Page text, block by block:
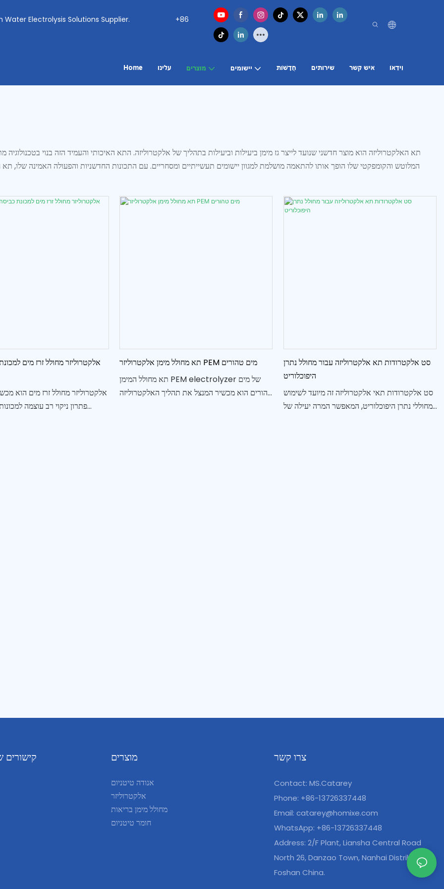
Water Electrolysis Solutions Supplier.
+86
Home עלינו מוצרים יישומים חֲדָשׁוֹת שירותים איש קשר וִידֵאוֹ
תא האלקטרוליזה הוא מוצר חדשני שנועד לייצר גז מימן ביעילות וביעילות בתהליך של אלקטרוליזה. התא האיכותי והעמיד הזה בנוי
המלוטש והקומפקטי שלו הופך אותו להתאמה מושלמת למגוון יישומים תעשייתיים ומסחריים. עם התכונות החדשניות והפעולה האמינה שלו, תא
אלקטרוליזר מחולל זרז מים
אלקטרוליזר מחולל זרז מים הוא
פתרון ניקוי רב עוצמה
תא מחולל מימן אלקטרוליזר PEM מים טהורים
תא מחולל המימן PEM electrolyzer של מים
טהורים הוא מכשיר המנצל את תהליך האלקטרוליזה
סט אלקטרודות תא אלקטרוליזה עבור מחולל נתרן
היפוכלוריט
סט אלקטרודות תאי אלקטרוליזה זה מיועד לשימוש
במחוללי נתרן היפוכלוריט, המאפשר המרה יעילה של
קישורים מוצרים
אנודה טיטניום
אלקטרוליזר
מחולל מימן בריאות
חומר טיטניום
צרו קשר
Contact: MS.Catarey
Phone: +86-13726337448
Email:catarey@homixe.com
WhatsApp: +86-13726337448
Address: 2/F Plant, Liansha Central Road
North 26, Danzao Town, Nanhai Distribution,
Foshan China.